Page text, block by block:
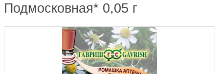
Подмосковная* 0,05 г